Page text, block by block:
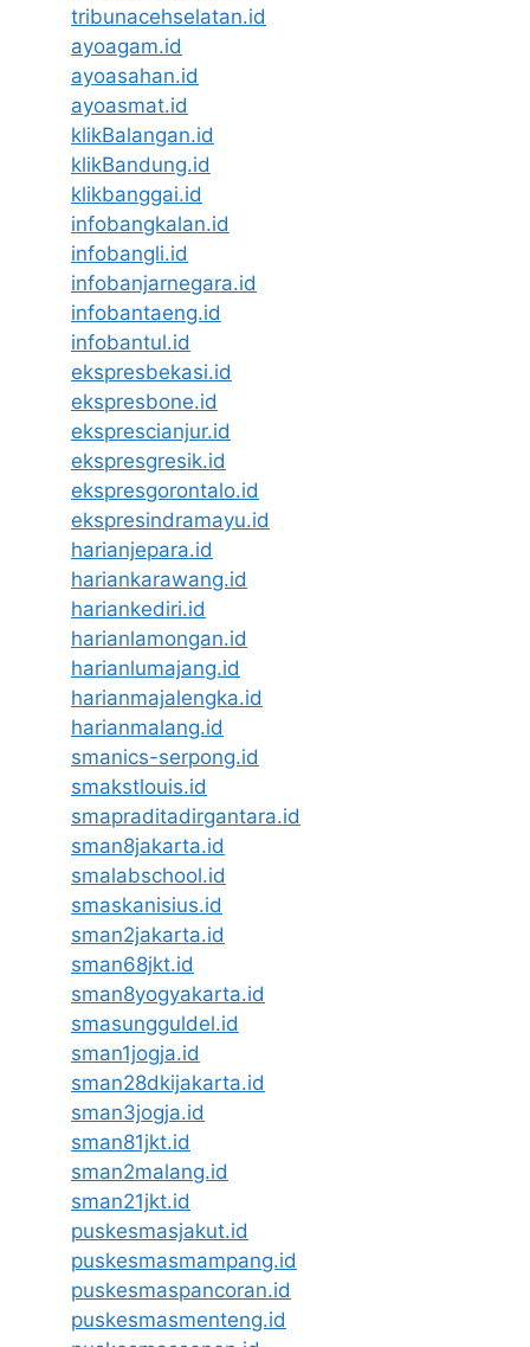
tribunacehselatan.id
ayoagam.id
ayoasahan.id
ayoasmat.id
klikBalangan.id
klikBandung.id
klikbanggai.id
infobangkalan.id
infobangli.id
infobanjarnegara.id
infobantaeng.id
infobantul.id
ekspresbekasi.id
ekspresbone.id
eksprescianjur.id
ekspresgresik.id
ekspresgorontalo.id
ekspresindramayu.id
harianjepara.id
hariankarawang.id
hariankediri.id
harianlamongan.id
harianlumajang.id
harianmajalengka.id
harianmalang.id
smanics-serpong.id
smakstlouis.id
smapraditadirgantara.id
sman8jakarta.id
smalabschool.id
smaskanisius.id
sman2jakarta.id
sman68jkt.id
sman8yogyakarta.id
smasungguldel.id
sman1jogja.id
sman28dkijakarta.id
sman3jogja.id
sman81jkt.id
sman2malang.id
sman21jkt.id
puskesmasjakut.id
puskesmasmampang.id
puskesmaspancoran.id
puskesmasmenteng.id